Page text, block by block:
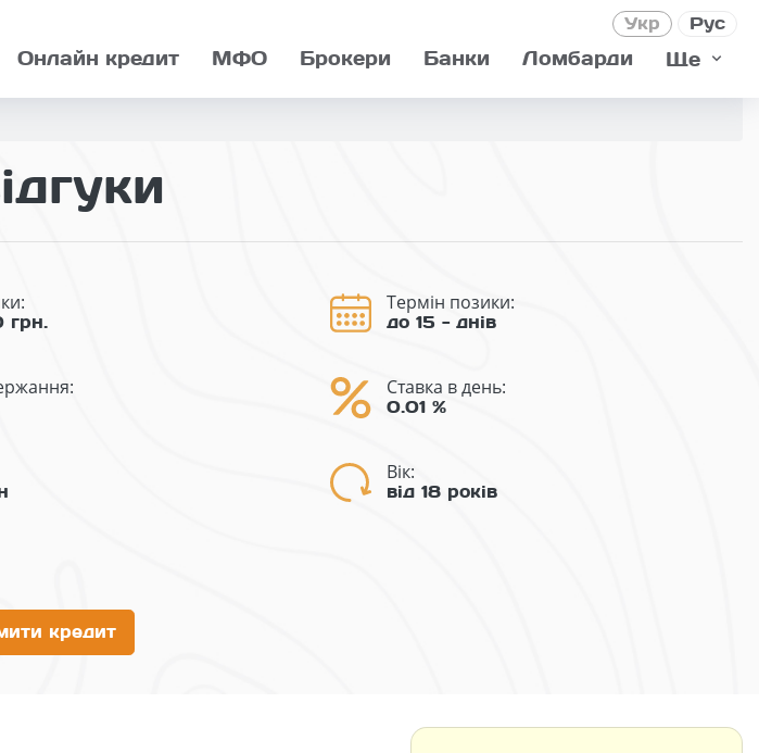
Рус
Укр
Онлайн кредит МФО Брокери Банки Ломбарди Ще
грн.
Термін позики:
до 15 - днів
Ставка в день:
0.01 %
Вік:
від 18 років
кредит